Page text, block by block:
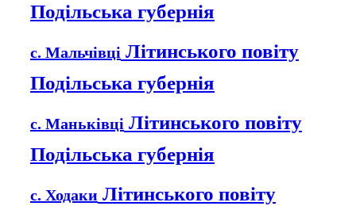
Подільська губернія
с. Мальчівці Літинського повіту
Подільська губернія
с. Маньківці Літинського повіту
Подільська губернія
с. Ходаки Літинського повіту